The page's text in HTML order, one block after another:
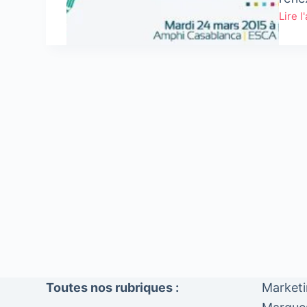
Lire
Table
Toutes nos rubriques :